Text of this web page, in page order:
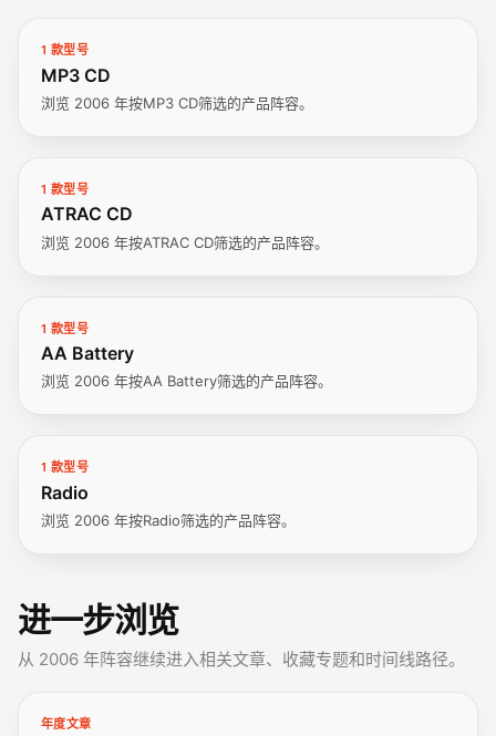
1 款型号
MP3 CD
浏览 2006 年按MP3 CD筛选的产品阵容。
1 款型号
ATRAC CD
浏览 2006 年按ATRAC CD筛选的产品阵容。
1 款型号
AA Battery
浏览 2006 年按AA Battery筛选的产品阵容。
1 款型号
Radio
浏览 2006 年按Radio筛选的产品阵容。
进一步浏览
从 2006 年阵容继续进入相关文章、收藏专题和时间线路径。
年度文章